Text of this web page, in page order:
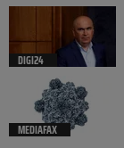
DIGI24
MEDIAFAX